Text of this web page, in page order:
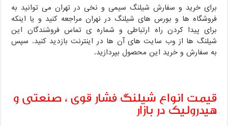
برای خرید و سفارش شیلنگ سیمی و نخی در تهران می توانید به
فروشگاه ها و بورس های شیلنگ در نهران مراجعه کنید و یا اینکه
برای پیدا کردن راه ارتباطی و شماره ی تماس فروشندگان این
شیلنگ ها از وب سایت های آن ها در اینترنت بازدید کنید. سپس
به سفارش و خرید این محصول بپردازید.
قیمت انواع شیلنگ فشار قوی ، صنعتی و
هیدرولیک در بازار